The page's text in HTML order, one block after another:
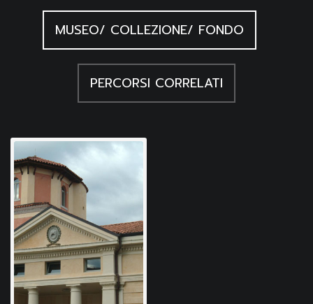
MUSEO/ COLLEZIONE/ FONDO
PERCORSI CORRELATI